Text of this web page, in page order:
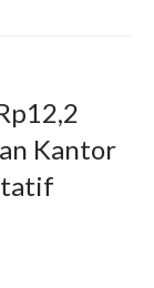
Kantor